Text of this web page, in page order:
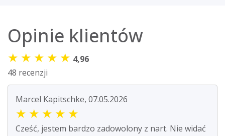
Opinie klientów
★ ★ ★ ★ ★ 4,96
48 recenzji
Marcel Kapitschke, 07.05.2026
★ ★ ★ ★ ★
Cześć, jestem bardzo zadowolony z nart. Nie widać